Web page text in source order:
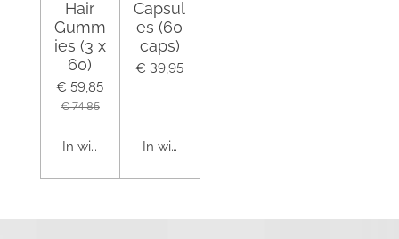
Hair
Gumm
ies (3 x
60)
€ 59,85
€ 74,85
In winkelwagen
Capsul
es (60
caps)
€ 39,95
In winkelwagen